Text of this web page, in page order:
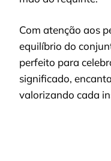
Com atenção aos
equilíbrio do
perfeito para
significado,
valorizando cada